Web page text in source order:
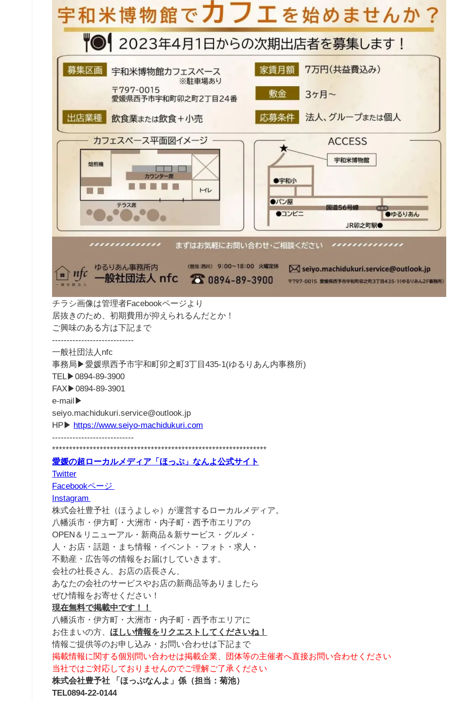
チラシ画像は管理者Facebookページより
居抜きのため、初期費用が抑えられるんだとか！
ご興味のある方は下記まで
----------------------------
一般社団法人nfc
事務局 ▶︎愛媛県西予市宇和町卯之町3丁目435-1(ゆるりあん内事務所)
TEL ▶︎0894-89-3900
FAX▶︎0894-89-3901
e-mail ▶︎
seiyo.machidukuri.service@outlook.jp
HP▶︎ https://www.seiyo-machidukuri.com
----------------------------
***************************************************************
愛媛の超ローカルメディア「ほっぷ」なんよ公式サイト
Twitter
Facebookページ
Instagram
株式会社豊予社（ほうよしゃ）が運営するローカルメディア。
八幡浜市・伊方町・大洲市・内子町・西予市エリアの
OPEN＆リニューアル・新商品＆新サービス・グルメ・
人・お店・話題・まち情報・イベント・フォト・求人・
不動産・広告等の情報をお届けしていきます。
会社の社長さん、お店の店長さん、
あなたの会社のサービスやお店の新商品等ありましたら
ぜひ情報をお寄せください！
現在無料で掲載中です！！
八幡浜市・伊方町・大洲市・内子町・西予市エリアに
お住まいの方、 ほしい情報をリクエストしてくださいね！
情報ご提供等のお申し込み・お問い合わせは下記まで
掲載情報に関する個別問い合わせは掲載企業、団体等の主催者へ直接お問い合わせください
当社ではご対応しておりませんのでご理解ご了承ください
株式会社豊予社 「ほっぷなんよ」係（担当：菊池）
TEL0894-22-0144